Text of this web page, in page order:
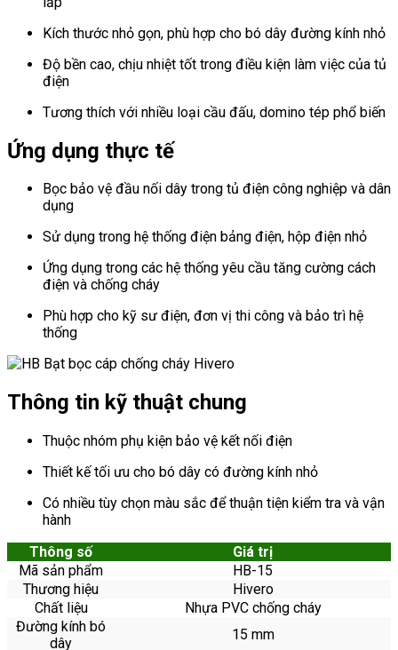
Kích thước nhỏ gọn, phù hợp cho bó dây đường kính nhỏ
Độ bền cao, chịu nhiệt tốt trong điều kiện làm việc của tủ
điện
Tương thích với nhiều loại cầu đấu, domino tép phổ biến
Ứng dụng thực tế
Bọc bảo vệ đầu nối dây trong tủ điện công nghiệp và dân
dụng
Sử dụng trong hệ thống điện bảng điện, hộp điện nhỏ
Ứng dụng trong các hệ thống yêu cầu tăng cường cách
điện và chống cháy
Phù hợp cho kỹ sư điện, đơn vị thi công và bảo trì hệ
thống
Thông tin kỹ thuật chung
Thuộc nhóm phụ kiện bảo vệ kết nối điện
Thiết kế tối ưu cho bó dây có đường kính nhỏ
Có nhiều tùy chọn màu sắc để thuận tiện kiểm tra và vận
hành
Thông số
Giá trị
Mã sản phẩm
HB-15
Thương hiệu
Hivero
Chất liệu
Nhựa PVC chống cháy
Đường kính bó
dây
15 mm